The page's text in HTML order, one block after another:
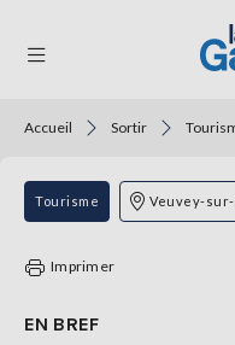
THÉMATIQUES
RÉGIONS
Accueil Sortir
Tourisme Veuvey-
Imprimer
EN BREF